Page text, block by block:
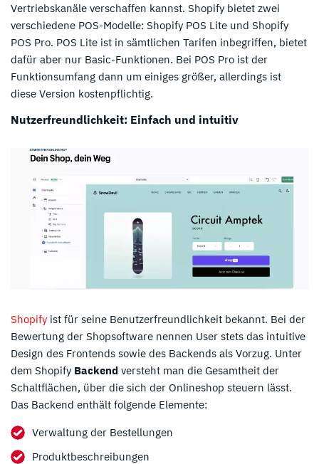
Vertriebskanäle verschaffen kannst. Shopify bietet zwei
verschiedene POS-Modelle: Shopify POS Lite und Shopify
POS Pro. POS Lite ist in sämtlichen Tarifen inbegriffen, bietet
dafür aber nur Basic-Funktionen. Bei POS Pro ist der
Funktionsumfang dann um einiges größer, allerdings ist
diese Version kostenpflichtig.
Nutzerfreundlichkeit: Einfach und intuitiv
Shopify ist für seine Benutzerfreundlichkeit bekannt. Bei der
Bewertung der Shopsoftware nennen User stets das intuitive
Design des Frontends sowie des Backends als Vorzug. Unter
dem Shopify Backend versteht man die Gesamtheit der
Schaltflächen, über die sich der Onlineshop steuern lässt.
Das Backend enthält folgende Elemente:
Verwaltung der Bestellungen
Produktbeschreibungen